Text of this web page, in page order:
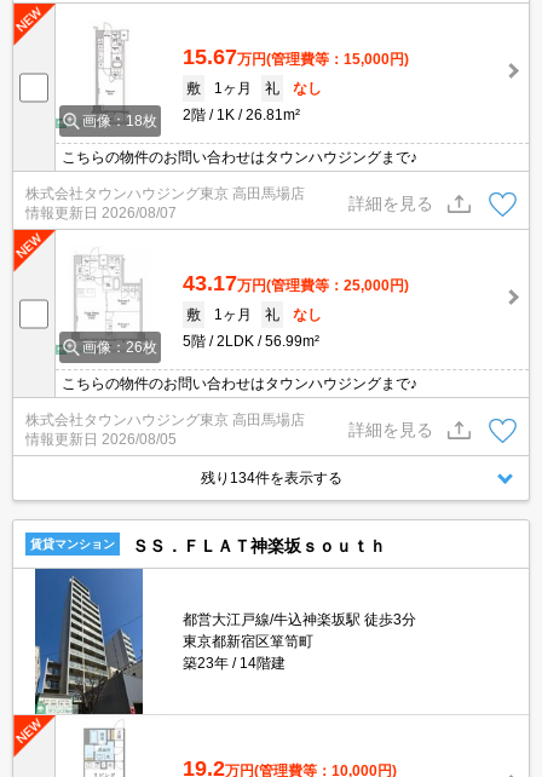
画像：18枚
15.67万円(管理費等：15,000円)
敷
1ヶ月 礼
なし
2階
1K 26.81m²
こちらの物件のお問い合わせはタウンハウジングまで♪
株式会社タウンハウジング東京 高田馬場店
情報更新日 2026/08/07
詳細を見る
画像：26枚
43.17万円(管理費等：25,000円)
敷
1ヶ月 礼
なし
5階
2LDK 56.99m²
こちらの物件のお問い合わせはタウンハウジングまで♪
株式会社タウンハウジング東京 高田馬場店
情報更新日 2026/08/05
詳細を見る
残り134件を表示する
賃貸マンション ＳＳ．ＦＬＡＴ神楽坂ｓｏｕｔｈ
都営大江戸線/牛込神楽坂駅 徒歩3分
東京都新宿区箪笥町
築23年
14階建
19.2万円(管理費等：10,000円)